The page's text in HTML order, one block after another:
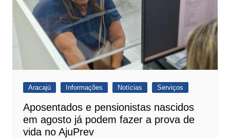
Aracajú Informações Notícias Serviços
Aposentados e pensionistas nascidos
em agosto já podem fazer a prova de
vida no AjuPrev